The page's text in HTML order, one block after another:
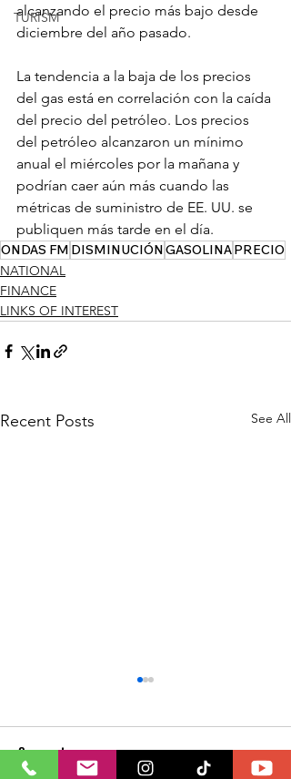
TURISM
alcanzando el precio más bajo desde
diciembre del año pasado.
La tendencia a la baja de los precios
del gas está en correlación con la caída
del precio del petróleo. Los precios
del petróleo alcanzaron un mínimo
anual el miércoles por la mañana y
podrían caer aún más cuando las
métricas de suministro de EE. UU. se
publiquen más tarde en el día.
ONDAS FM DISMINUCIÓNGASOLINAPRECIO
NATIONAL
FINANCE
LINKS OF INTEREST
Recent Posts See All
Comments